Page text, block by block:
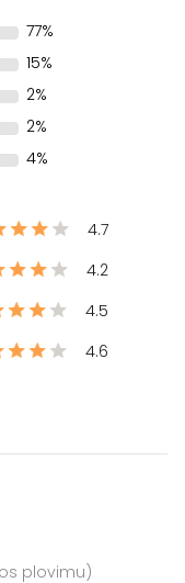
77%
15%
2%
2%
4%
4.7
4.2
4.5
4.6
plovimu)